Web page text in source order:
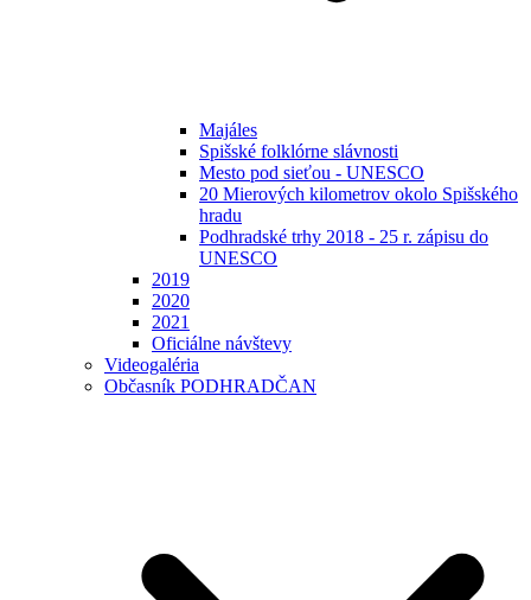
Majáles
Spišské folklórne slávnosti
Mesto pod sieťou - UNESCO
20 Mierových kilometrov okolo Spišského
hradu
Podhradské trhy 2018 - 25 r. zápisu do
UNESCO
2019
2020
2021
Oficiálne návštevy
Videogaléria
Občasník PODHRADČAN